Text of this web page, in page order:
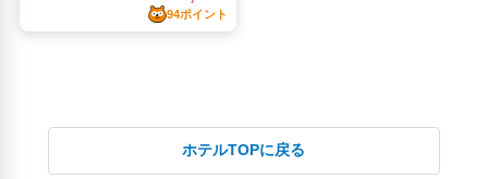
ホテルTOPに戻る